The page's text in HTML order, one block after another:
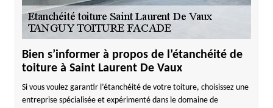
Bien s’informer à propos de l’étanchéité de
toiture à Saint Laurent De Vaux
Si vous voulez garantir l’étanchéité de votre toiture, choisissez une
entreprise spécialisée et expérimenté dans le domaine de